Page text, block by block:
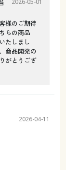
様のご期待
らの商品
たしまし
商品開発の
がとうござ
2026-04-11